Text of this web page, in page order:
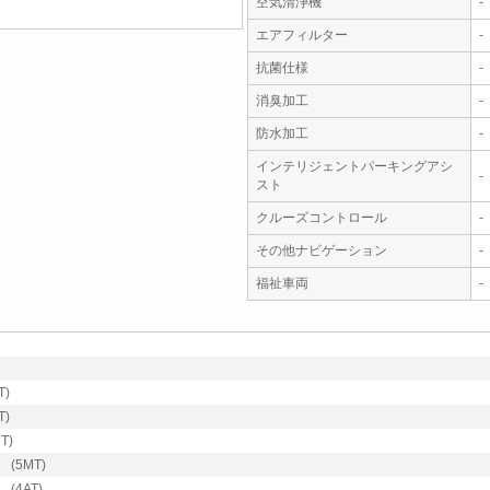
エアフィルター -
抗菌仕様 -
消臭加工 -
防水加工 -
インテリジェントパーキングアシ
スト
-
クルーズコントロール -
その他ナビゲーション -
福祉車両 -
(5MT)